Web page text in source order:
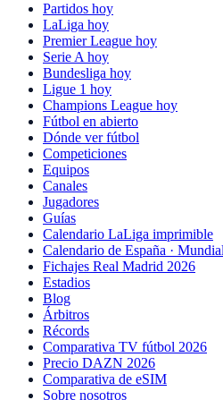
Partidos hoy
LaLiga hoy
Premier League hoy
Serie A hoy
Bundesliga hoy
Ligue 1 hoy
Champions League hoy
Fútbol en abierto
Dónde ver fútbol
Competiciones
Equipos
Canales
Jugadores
Guías
Calendario LaLiga imprimible
Calendario de España ·
Fichajes Real Madrid 2026
Estadios
Blog
Árbitros
Récords
Comparativa TV fútbol 2026
Precio DAZN 2026
Comparativa de eSIM
Sobre nosotros